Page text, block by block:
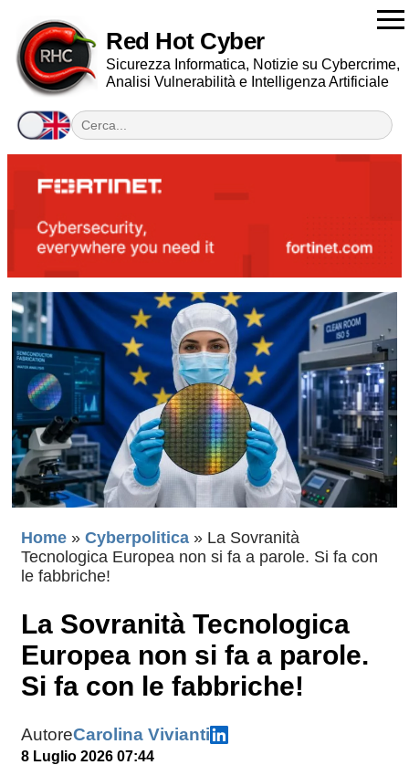
Red Hot Cyber
Sicurezza Informatica, Notizie su Cybercrime,
Analisi Vulnerabilità e Intelligenza Artificiale
Home » Cyberpolitica » La Sovranità
Tecnologica Europea non si fa a parole. Si fa con
le fabbriche!
La Sovranità Tecnologica
Europea non si fa a parole.
Si fa con le fabbriche!
AutoreCarolina Vivianti
8 Luglio 2026 07:44